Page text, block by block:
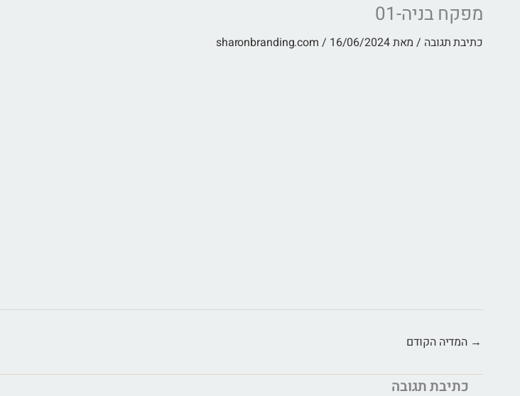
מפקח בניה-01
כתיבת תגובה / מאת sharonbranding.com / 16/06/2024
→ המדיה הקודם
כתיבת תגובה